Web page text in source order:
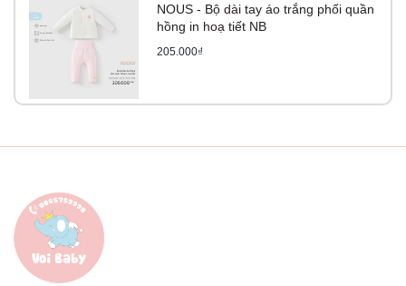
NOUS - Bộ dài tay áo trắng phối quần
hồng in hoạ tiết NB
205.000₫